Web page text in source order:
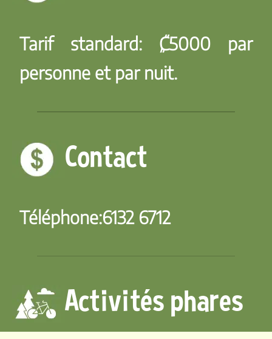
Tarif standard: ₡5000 par
personne et par nuit.
Contact
Téléphone:6132 6712
Activités phares